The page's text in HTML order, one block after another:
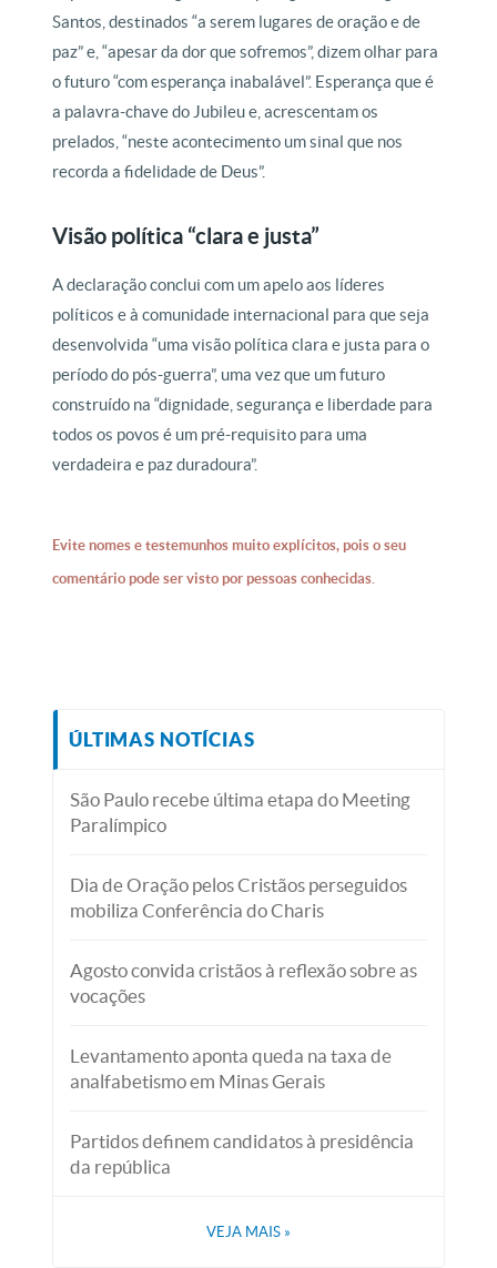
Santos, destinados “a serem lugares de oração e de
paz” e, “apesar da dor que sofremos”, dizem olhar para
o futuro “com esperança inabalável”. Esperança que é
a palavra-chave do Jubileu e, acrescentam os
prelados, “neste acontecimento um sinal que nos
recorda a fidelidade de Deus”.
Visão política “clara e justa”
A declaração conclui com um apelo aos líderes
políticos e à comunidade internacional para que seja
desenvolvida “uma visão política clara e justa para o
período do pós-guerra”, uma vez que um futuro
construído na “dignidade, segurança e liberdade para
todos os povos é um pré-requisito para uma
verdadeira e paz duradoura”.
Evite nomes e testemunhos muito explícitos, pois o seu
comentário pode ser visto por pessoas conhecidas.
ÚLTIMAS NOTÍCIAS
São Paulo recebe última etapa do Meeting
Paralímpico
Dia de Oração pelos Cristãos perseguidos
mobiliza Conferência do Charis
Agosto convida cristãos à reflexão sobre as
vocações
Levantamento aponta queda na taxa de
analfabetismo em Minas Gerais
Partidos definem candidatos à presidência
da república
VEJA MAIS »